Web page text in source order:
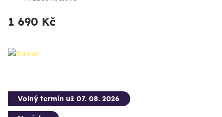
1 690 Kč
Volný termín už 07. 08. 2026